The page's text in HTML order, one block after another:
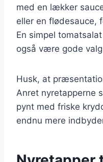
med en lækker
eller en flødesauce,
En simpel
også være gode
Husk, at
Anret nyretapperne
pynt med friske
endnu mere